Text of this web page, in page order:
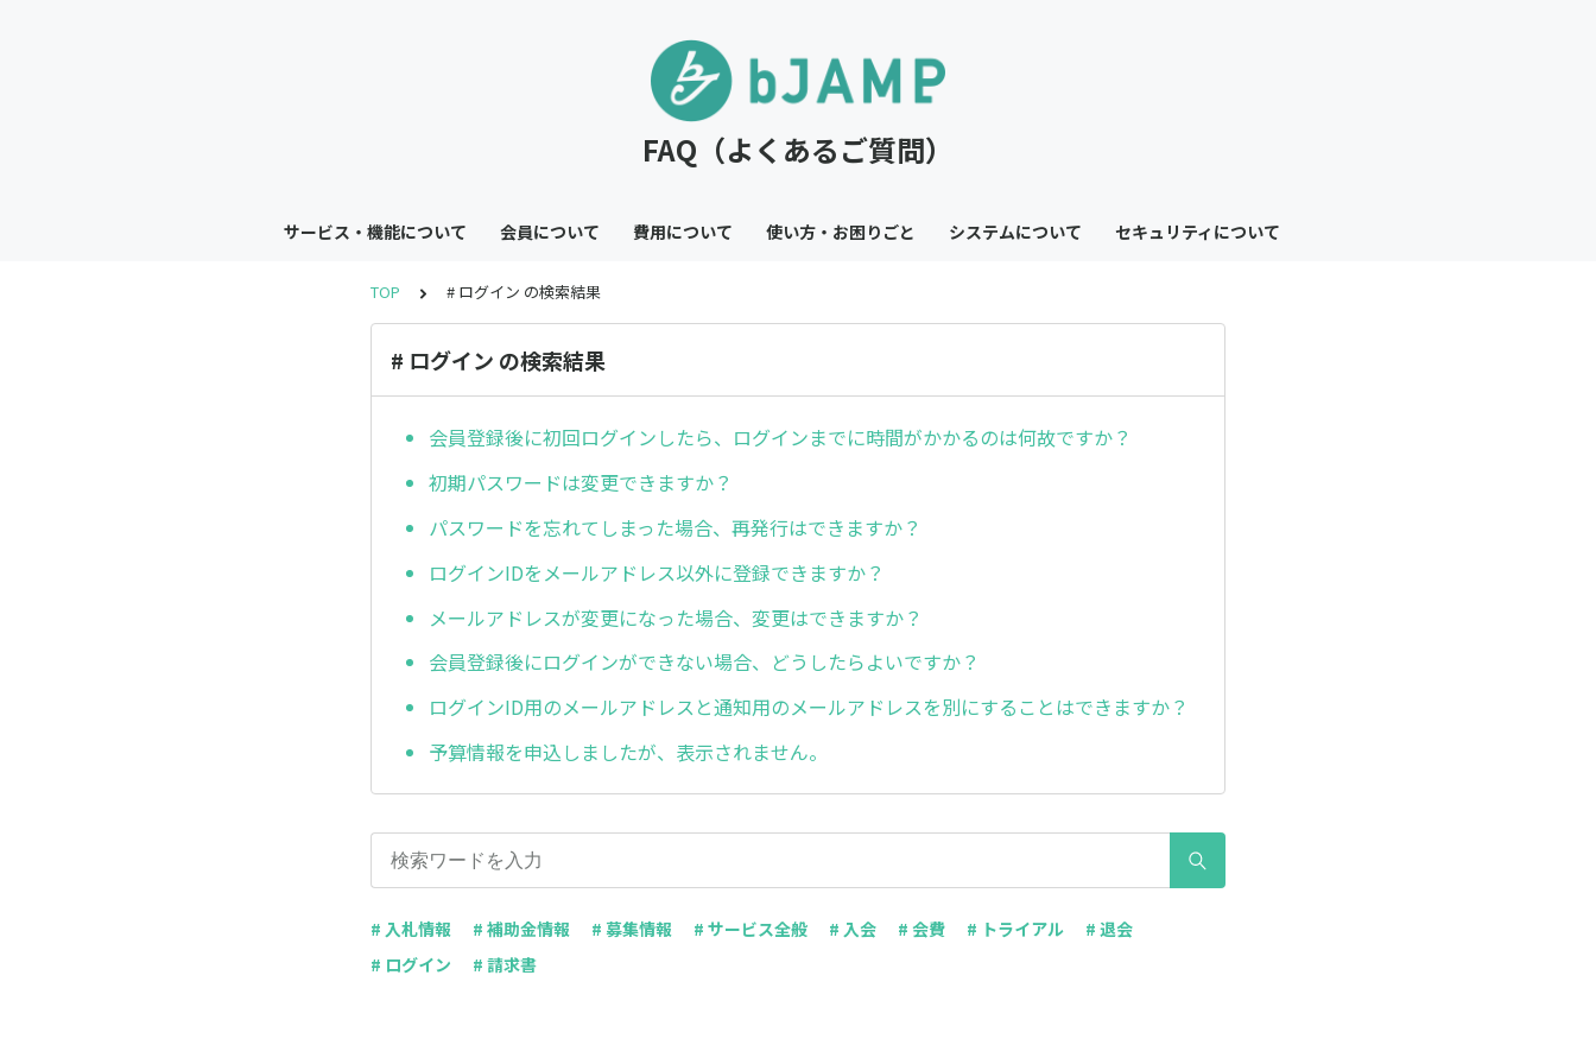
FAQ（よくあるご質問）
サービス・機能について 会員について 費用について 使い方・お困りごと システムについて セキュリティについて
TOP # ログイン の検索結果
# ログイン の検索結果
会員登録後に初回ログインしたら、ログインまでに時間がかかるのは何故ですか？
初期パスワードは変更できますか？
パスワードを忘れてしまった場合、再発行はできますか？
ログインIDをメールアドレス以外に登録できますか？
メールアドレスが変更になった場合、変更はできますか？
会員登録後にログインができない場合、どうしたらよいですか？
ログインID用のメールアドレスと通知用のメールアドレスを別にすることはできますか？
予算情報を申込しましたが、表示されません。
# 入札情報 # 補助金情報 # 募集情報 # サービス全般 # 入会 # 会費 # トライアル
# 退会
# ログイン
# 請求書